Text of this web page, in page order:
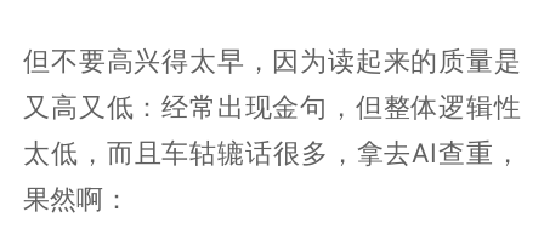
但不要高兴得太早，因为读起来的质量是
又高又低：经常出现金句，但整体逻辑性
太低，而且车轱辘话很多，拿去AI查重，
果然啊：